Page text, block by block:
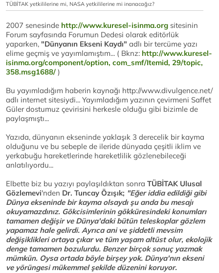
TÜBİTAK yetkililerine mi, NASA yetkililerine mi inanacağız?
2007 senesinde http://www.kuresel-isinma.org sitesinin
Forum sayfasında Forumun Dedesi olarak editörlük
yaparken, "Dünyanın Ekseni Kaydı" adlı bir tercüme yazı
elime geçmiş ve yayımlamıştım... ( Bknz: http://www.kuresel-
isinma.org/component/option, com_smf/Itemid, 29/topic,
358.msg1688/ )
Bu yayımladığım haberin kaynağı http://www.divulgence.net/
adlı internet sitesiydi... Yayımladığım yazının çevirmeni Saffet
Güler dostumuz çevirisini herkesle olduğu gibi bizimle de
paylaşmıştı...
Yazıda, dünyanın ekseninde yaklaşık 3 derecelik bir kayma
olduğunu ve bu sebeple de ileride dünyada çeşitli iklim ve
yerkabuğu hareketlerinde hareketlilik gözlenebileceği
anlatılıyordu...
Elbette biz bu yazıyı paylaşıldıktan sonra TÜBİTAK Ulusal
Gözlemevi'nden Dr. Tuncay Özışık; "Eğer iddia edildiği gibi
Dünya ekseninde bir kayma olsaydı şu anda bu mesajı
okuyamazdınız. Gökcisimlerinin gökküresindeki konumları
tamamen değişir ve Dünya'daki bütün teleskoplar gözlem
yapamaz hale gelirdi. Ayrıca ani ve şiddetli mevsim
değişiklikleri ortaya çıkar ve tüm yaşam altüst olur, ekolojik
denge tamamen bozulurdu. Benzer birçok sonuç yazmak
mümkün. Oysa ortada böyle birşey yok. Dünya'nın ekseni
ve yörüngesi mükemmel şekilde düzenini koruyor.